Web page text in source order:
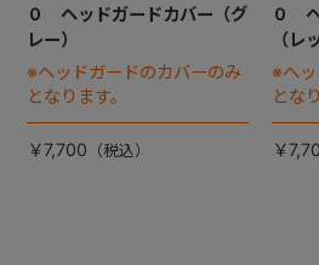
０ ヘッドガードカバー（グ
レー）
※ヘッドガードのカバーのみ
となります。
￥7,700
０
（レ
※ヘ
とな
￥